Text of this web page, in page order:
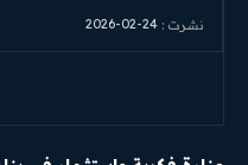
نشرت : 2026-02-24